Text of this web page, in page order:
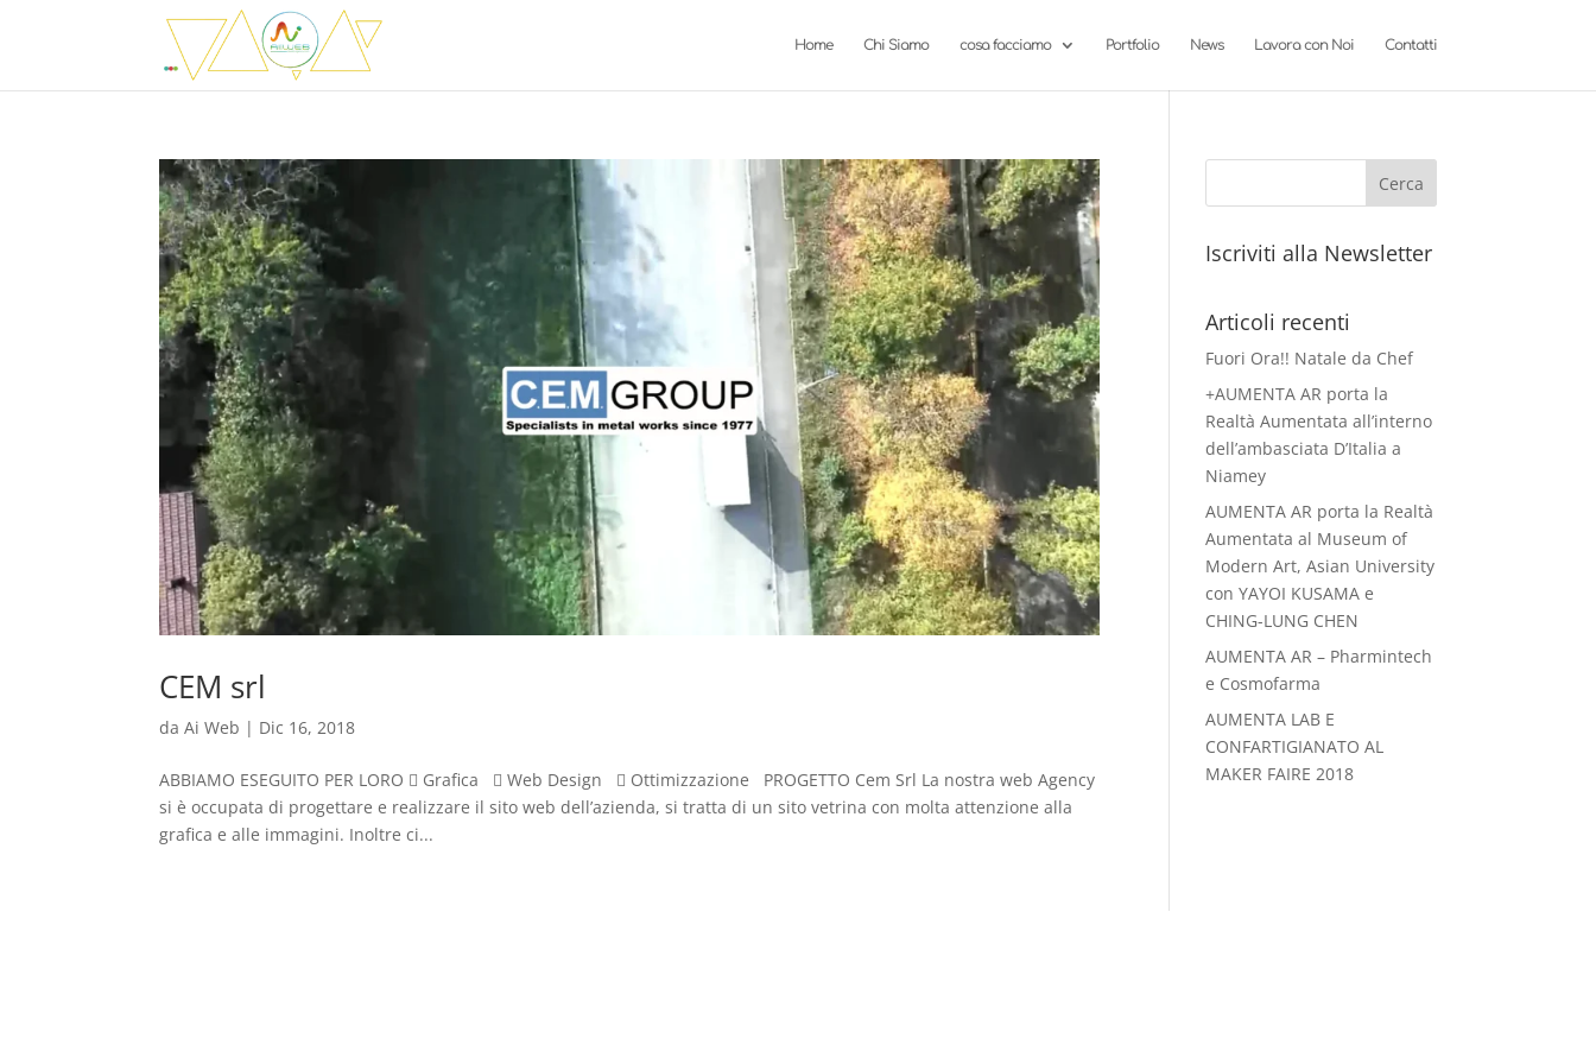
Home Chi Siamo cosa facciamo Portfolio News Lavora con Noi Contatti
CEM srl
daAi Web | Dic 16, 2018
ABBIAMO ESEGUITO PER LORO  Grafica  Web Design  Ottimizzazione PROGETTO Cem Srl La nostra web Agency
si è occupata di progettare e realizzare il sito web dell’azienda, si tratta di un sito vetrina con molta attenzione alla
grafica e alle immagini. Inoltre ci...
Iscriviti alla Newsletter
Articoli recenti
Fuori Ora!! Natale da Chef
+AUMENTA AR porta la
Realtà Aumentata all’interno
dell’ambasciata D’Italia a
Niamey
AUMENTA AR porta la Realtà
Aumentata al Museum of
Modern Art, Asian University
con YAYOI KUSAMA e
CHING-LUNG CHEN
AUMENTA AR – Pharmintech
e Cosmofarma
AUMENTA LAB E
CONFARTIGIANATO AL
MAKER FAIRE 2018